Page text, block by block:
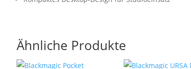
Ähnliche Produkte